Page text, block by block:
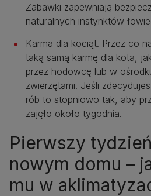
Zabawki zapewniają
naturalnych instynktów
Karma dla kociąt. Przez co
taką samą karmę dla kota,
przez hodowcę lub w
zwierzętami. Jeśli
rób to stopniowo tak, aby
zajęło około tygodnia.
Pierwszy
nowym domu –
mu w